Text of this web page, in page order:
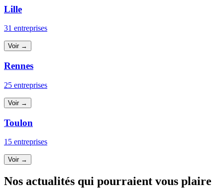
Lille
31 entreprises
Voir →
Rennes
25 entreprises
Voir →
Toulon
15 entreprises
Voir →
Nos actualités qui pourraient vous plaire